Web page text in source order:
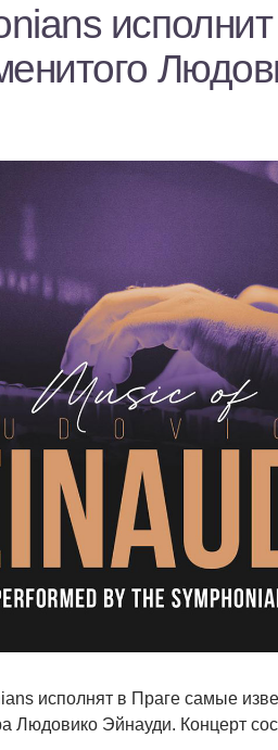
исполнят в Праге самые
Людовико Эйнауди. Концерт